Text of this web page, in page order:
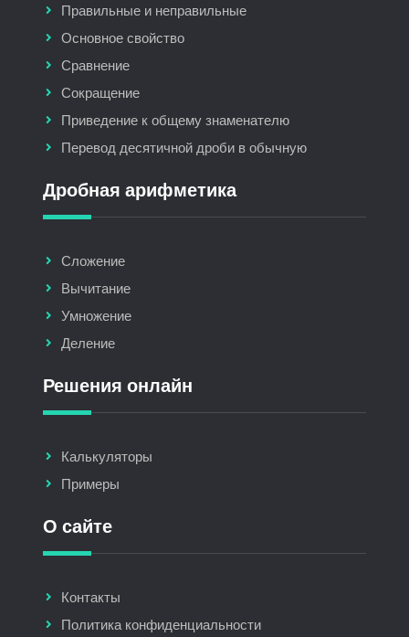
Правильные и неправильные
Основное свойство
Сравнение
Сокращение
Приведение к общему знаменателю
Перевод десятичной дроби в обычную
Дробная арифметика
Сложение
Вычитание
Умножение
Деление
Решения онлайн
Калькуляторы
Примеры
О сайте
Контакты
Политика конфиденциальности